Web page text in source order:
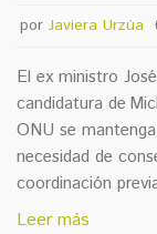
por Javiera Urzúa
El ex ministro
candidatura de
ONU se
necesidad de
coordinación
ejecutivo no
Leer más